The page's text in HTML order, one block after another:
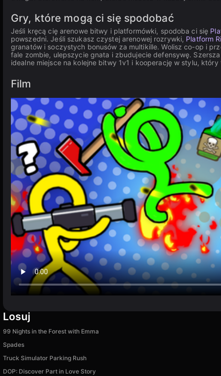
Gry, które mogą ci się spodobać
Jeśli kręcą cię arenowe bitwy i platformówki, spodoba ci się
powszedni. Jeśli szukasz czystej arenowej rozrywki, Platform
granatów i soczystych bonusów za multikille. Wolisz co-op i
fale zombie, ulepszycie gnata i zbudujecie defensywę.
idealne miejsce na kolejne bitwy 1v1 i kooperację w stylu,
Film
Losuj
99 Nights in the Forest with Emma
Spades
Truck Simulator Parking Rush
DOP: Discover Part in Love Story